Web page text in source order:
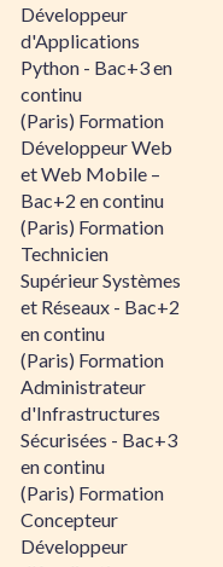
Développeur
d'Applications
Python - Bac+3 en
continu
(Paris) Formation
Développeur Web
et Web Mobile –
Bac+2 en continu
(Paris) Formation
Technicien
Supérieur Systèmes
et Réseaux - Bac+2
en continu
(Paris) Formation
Administrateur
d'Infrastructures
Sécurisées - Bac+3
en continu
(Paris) Formation
Concepteur
Développeur